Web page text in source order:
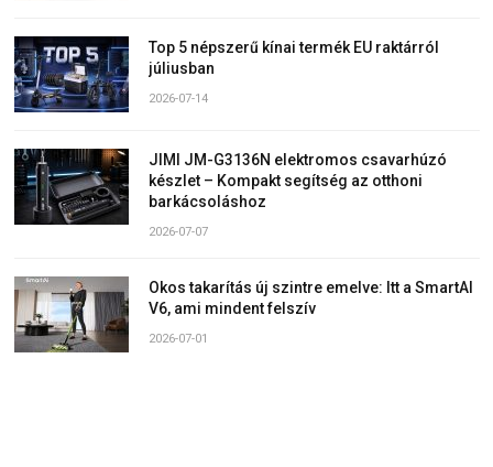
Top 5 népszerű kínai termék EU raktárról
júliusban
2026-07-14
JIMI JM-G3136N elektromos csavarhúzó
készlet – Kompakt segítség az otthoni
barkácsoláshoz
2026-07-07
Okos takarítás új szintre emelve: Itt a SmartAI
V6, ami mindent felszív
2026-07-01